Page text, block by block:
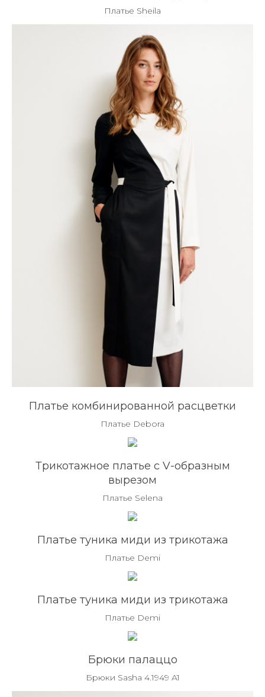
Платье Sheila
Платье комбинированной расцветки
Платье Debora
Трикотажное платье с V-образным
вырезом
Платье Selena
Платье туника миди из трикотажа
Платье Demi
Платье туника миди из трикотажа
Платье Demi
Брюки палаццо
Брюки Sasha 4.1949 A1